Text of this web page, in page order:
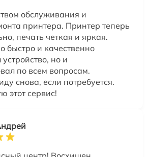
обслуживания и
принтера. Принтер теперь
печать четкая и яркая.
быстро и качественно
но и
по всем вопросам.
снова, если потребуется.
этот сервис!